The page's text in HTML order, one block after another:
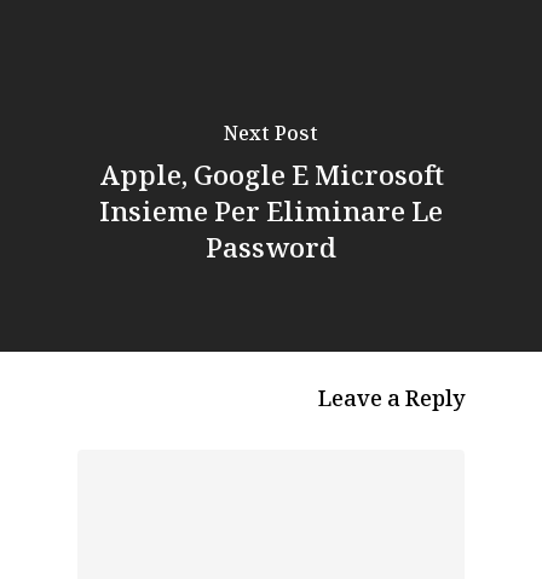
Next Post
Apple, Google E Microsoft
Insieme Per Eliminare Le
Password
Leave a Reply